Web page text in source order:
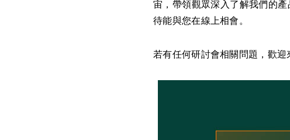
宙，帶領觀眾深入了解我們的
待能與您在線上相會。
若有任何研討會相關問題，歡迎